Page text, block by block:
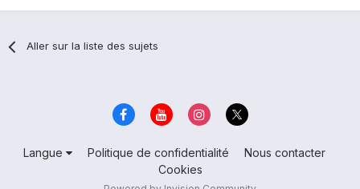
Aller sur la liste des sujets
Langue Politique de confidentialité
Nous contacter
Cookies